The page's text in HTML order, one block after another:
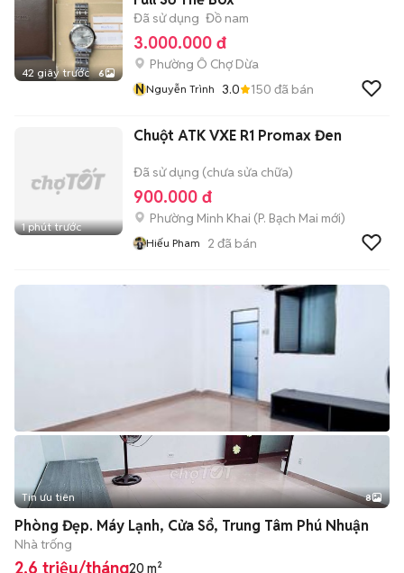
42 giây trước 6
Đã sử dụng Đồ nam
3.000.000 đ
Phường Ô Chợ Dừa
NNguyễn Trình 3.0 150 đã bán
1 phút trước
Chuột ATK VXE R1 Promax Đen
Đã sử dụng (chưa sửa chữa)
900.000 đ
Phường Minh Khai (P. Bạch Mai mới)
Hiếu Pham 2 đã bán
+2
Tin ưu tiên 8
Phòng Đẹp. Máy Lạnh, Cửa Sổ, Trung Tâm Phú Nhuận
Nhà trống
2,6 triệu/tháng20 m²